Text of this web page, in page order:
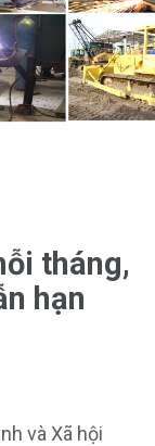
tháng,
hạn
và Xã hội